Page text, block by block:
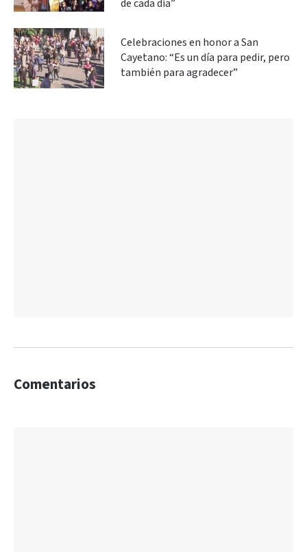
de cada día”
Celebraciones en honor a San
Cayetano: “Es un día para pedir, pero
también para agradecer”
Comentarios